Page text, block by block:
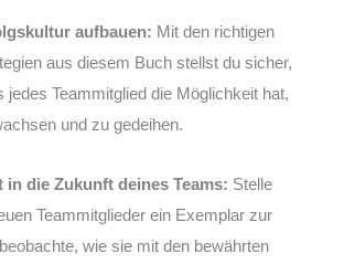
aufbauen: Mit den richtigen
aus diesem Buch stellst du sicher,
jedes Teammitglied die Möglichkeit hat,
und zu gedeihen.
in die Zukunft deines Teams: Stelle
Teammitglieder ein Exemplar zur
wie sie mit den bewährten